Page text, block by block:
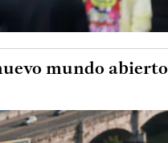
mundo abierto